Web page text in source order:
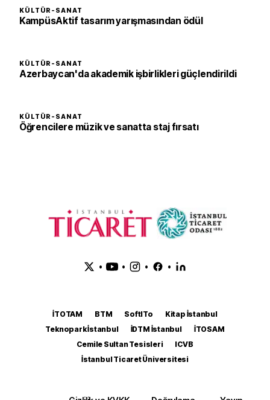
KÜLTÜR-SANAT
KampüsAktif tasarım yarışmasından ödül
KÜLTÜR-SANAT
Azerbaycan'da akademik işbirlikleri güçlendirildi
KÜLTÜR-SANAT
Öğrencilere müzik ve sanatta staj fırsatı
• • • •
İTOTAM BTM SoftITo
Kitap İstanbul
Teknopark İstanbul
İDTM İstanbul
İTOSAM
Cemile Sultan Tesisleri
ICVB
İstanbul Ticaret Üniversitesi